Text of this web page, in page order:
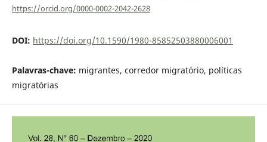
https://orcid.org/0000-0002-2042-2628
DOI: https://doi.org/10.1590/1980-85852503880006001
Palavras-chave: migrantes, corredor migratório, políticas
migratórias